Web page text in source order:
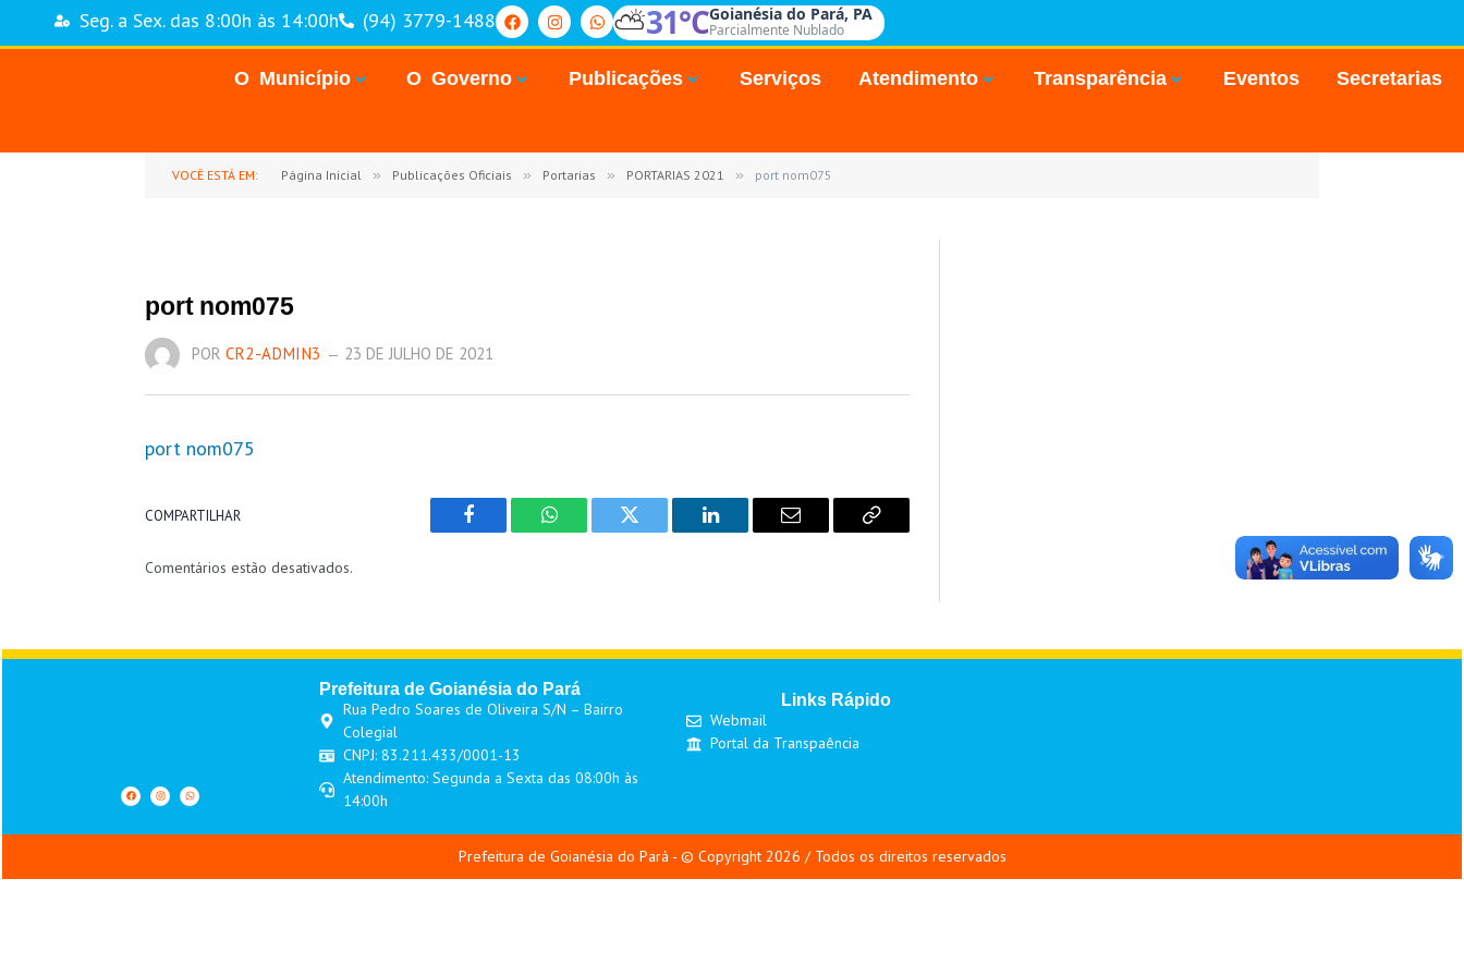
Seg. a Sex. das 8:00h às 14:00h (94) 3779-1488 ⛅31°CGoianésia do Pará, PA
Parcialmente Nublado
O Município O Governo Publicações Serviços Atendimento Transparência Eventos Secretarias
VOCÊ ESTÁ EM: Página Inicial » Publicações Oficiais » Portarias » PORTARIAS 2021 » port nom075
port nom075
POR CR2-ADMIN3 23 DE JULHO DE 2021
port nom075
COMPARTILHAR
Facebook WhatsAppTwitter LinkedIn Email
Copy
Comentários estão desativados.
Prefeitura de Goianésia do Pará
Rua Pedro Soares de Oliveira S/N – Bairro
Colegial
CNPJ: 83.211.433/0001-13
Atendimento: Segunda a Sexta das 08:00h às
14:00h
Links Rápido
Webmail
Portal da Transpaência
Prefeitura de Goianésia do Pará - © Copyright 2026 / Todos os direitos reservados